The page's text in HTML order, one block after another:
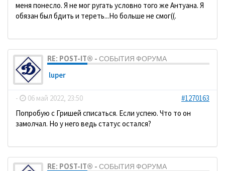
меня понесло. Я не мог ругать условно того же Антуана. Я
обязан был бдить и тереть...Но больше не смог((.
RE: POST-IT® - СОБЫТИЯ ФОРУМА
luper
- 06 май 2022, 23:50
#1270163
Попробую с Гришей списаться. Если успею. Что то он
замолчал. Но у него ведь статус остался?
RE: POST-IT® - СОБЫТИЯ ФОРУМА